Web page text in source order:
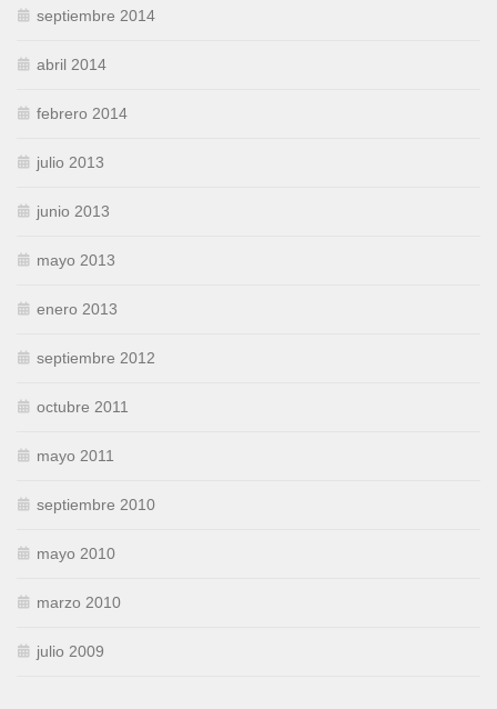
septiembre 2014
abril 2014
febrero 2014
julio 2013
junio 2013
mayo 2013
enero 2013
septiembre 2012
octubre 2011
mayo 2011
septiembre 2010
mayo 2010
marzo 2010
julio 2009